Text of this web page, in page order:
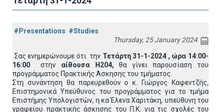
#Presentations #Studies
Thursday, 25 January 2024
Σας ενημερώνουμε ότι την Τετάρτη 31-1-2024 , ώρα 14:00-
16:00στην αίθουσα Η204, θα γίνει παρουσίαση του
προγράμματος Πρακτικής Άσκησης του τμήματος.
Στη συνάντηση θα παρευρεθούν ο κ. Γιώργος Καφεντζής,
Επιστημονικά Υπεύθυνος του προγράμματος για το τμήμα
Επιστήμης Υπολογιστών, η κα Έλενα Χαριτάκη, υπεύθυνη του
γραφείου πρακτικής άσκησης του Π.Κ. για τις σχολές του